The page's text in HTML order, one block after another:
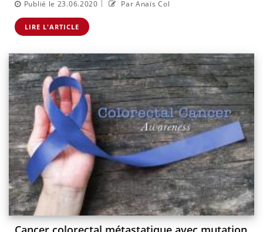
Publié le 23.06.2020 | Par Anaïs Col
LIRE L'ARTICLE